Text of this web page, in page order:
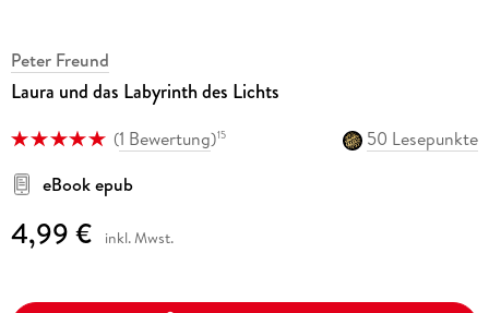
Peter Freund
Laura und das Labyrinth des Lichts
(1 Bewertung)15
50 Lesepunkte
eBook epub
4,99 € inkl. Mwst.